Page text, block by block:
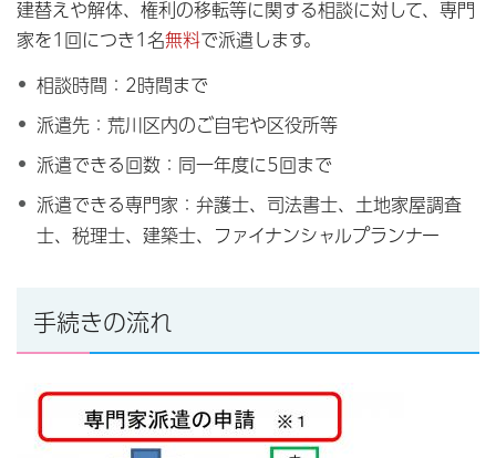
建替えや解体、権利の移転等に関する相談に対して、専門
家を1回につき1名無料で派遣します。
相談時間：2時間まで
派遣先：荒川区内のご自宅や区役所等
派遣できる回数：同一年度に5回まで
派遣できる専門家：弁護士、司法書士、土地家屋調査
士、税理士、建築士、ファイナンシャルプランナー
手続きの流れ